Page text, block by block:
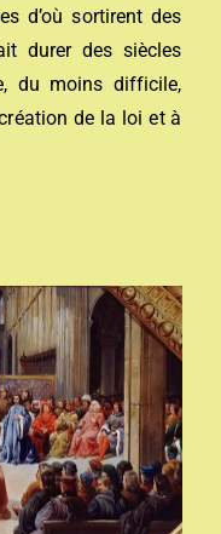
d’où sortirent des
durer des siècles
du moins difficile,
de la loi et à